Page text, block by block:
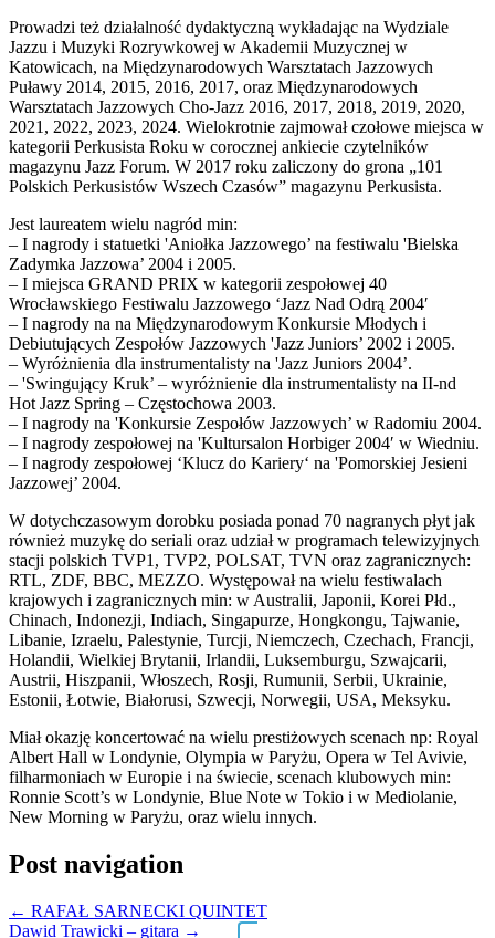
Prowadzi też działalność dydaktyczną wykładając na Wydziale
Jazzu i Muzyki Rozrywkowej w Akademii Muzycznej w
Katowicach, na Międzynarodowych Warsztatach Jazzowych
Puławy 2014, 2015, 2016, 2017, oraz Międzynarodowych
Warsztatach Jazzowych Cho-Jazz 2016, 2017, 2018, 2019, 2020,
2021, 2022, 2023, 2024. Wielokrotnie zajmował czołowe miejsca w
kategorii Perkusista Roku w corocznej ankiecie czytelników
magazynu Jazz Forum. W 2017 roku zaliczony do grona „101
Polskich Perkusistów Wszech Czasów” magazynu Perkusista.
Jest laureatem wielu nagród min:
– I nagrody i statuetki 'Aniołka Jazzowego’ na festiwalu 'Bielska
Zadymka Jazzowa’ 2004 i 2005.
– I miejsca GRAND PRIX w kategorii zespołowej 40
Wrocławskiego Festiwalu Jazzowego ‘Jazz Nad Odrą 2004′
– I nagrody na na Międzynarodowym Konkursie Młodych i
Debiutujących Zespołów Jazzowych 'Jazz Juniors’ 2002 i 2005.
– Wyróżnienia dla instrumentalisty na 'Jazz Juniors 2004’.
– 'Swingujący Kruk’ – wyróżnienie dla instrumentalisty na II-nd
Hot Jazz Spring – Częstochowa 2003.
– I nagrody na 'Konkursie Zespołów Jazzowych’ w Radomiu 2004.
– I nagrody zespołowej na 'Kultursalon Horbiger 2004′ w Wiedniu.
– I nagrody zespołowej ‘Klucz do Kariery‘ na 'Pomorskiej Jesieni
Jazzowej’ 2004.
W dotychczasowym dorobku posiada ponad 70 nagranych płyt jak
również muzykę do seriali oraz udział w programach telewizyjnych
stacji polskich TVP1, TVP2, POLSAT, TVN oraz zagranicznych:
RTL, ZDF, BBC, MEZZO. Występował na wielu festiwalach
krajowych i zagranicznych min: w Australii, Japonii, Korei Płd.,
Chinach, Indonezji, Indiach, Singapurze, Hongkongu, Tajwanie,
Libanie, Izraelu, Palestynie, Turcji, Niemczech, Czechach, Francji,
Holandii, Wielkiej Brytanii, Irlandii, Luksemburgu, Szwajcarii,
Austrii, Hiszpanii, Włoszech, Rosji, Rumunii, Serbii, Ukrainie,
Estonii, Łotwie, Białorusi, Szwecji, Norwegii, USA, Meksyku.
Miał okazję koncertować na wielu prestiżowych scenach np: Royal
Albert Hall w Londynie, Olympia w Paryżu, Opera w Tel Avivie,
filharmoniach w Europie i na świecie, scenach klubowych min:
Ronnie Scott’s w Londynie, Blue Note w Tokio i w Mediolanie,
New Morning w Paryżu, oraz wielu innych.
Post navigation
← RAFAŁ SARNECKI QUINTET
Dawid Trawicki – gitara →